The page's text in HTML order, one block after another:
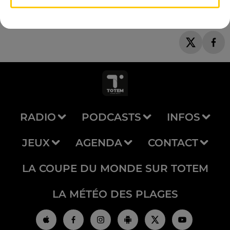
RADIO PODCASTS INFOS
JEUX AGENDA CONTACT
LA COUPE DU MONDE SUR TOTEM
LA MÉTÉO DES PLAGES